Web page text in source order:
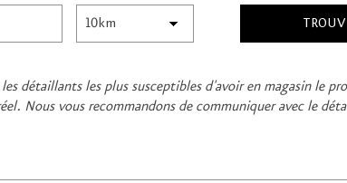
détaillants les plus susceptibles d'avoir en magasin le
Nous vous recommandons de communiquer avec le